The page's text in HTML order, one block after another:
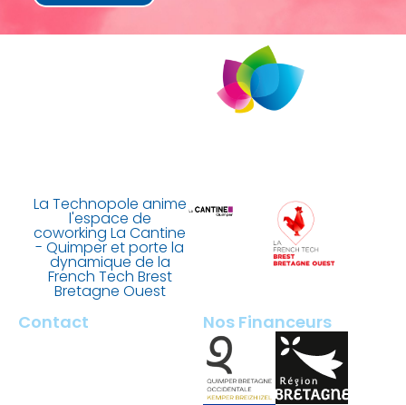
La Technopole anime
l'espace de
coworking La Cantine
- Quimper et porte la
dynamique de la
French Tech Brest
Bretagne Ouest
Contact Nos Financeurs